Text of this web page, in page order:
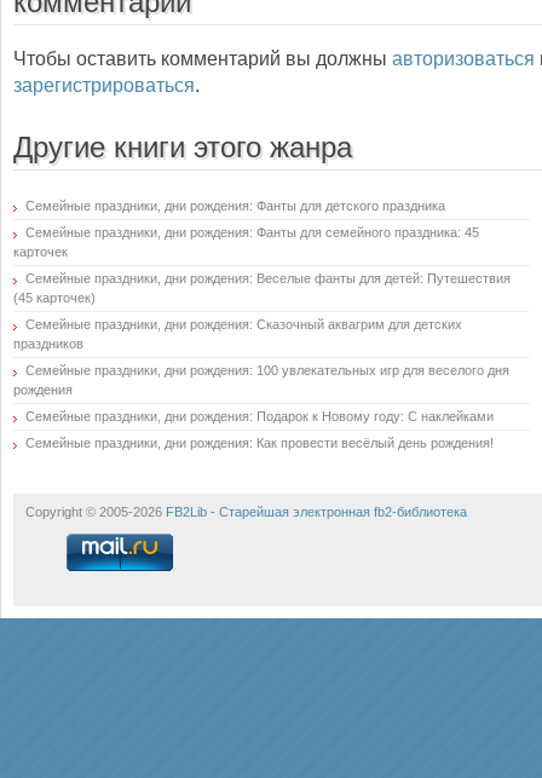
Чтобы оставить комментарий вы должны авторизоваться
зарегистрироваться.
Другие книги этого жанра
Семейные праздники, дни рождения: Фанты для детского праздника
Семейные праздники, дни рождения: Фанты для семейного праздника: 45
карточек
Семейные праздники, дни рождения: Веселые фанты для детей: Путешествия
(45 карточек)
Семейные праздники, дни рождения: Сказочный аквагрим для детских
праздников
Семейные праздники, дни рождения: 100 увлекательных игр для веселого дня
рождения
Семейные праздники, дни рождения: Подарок к Новому году: С наклейками
Семейные праздники, дни рождения: Как провести весёлый день рождения!
Copyright © 2005-2026 FB2Lib - Старейшая электронная fb2-библиотека